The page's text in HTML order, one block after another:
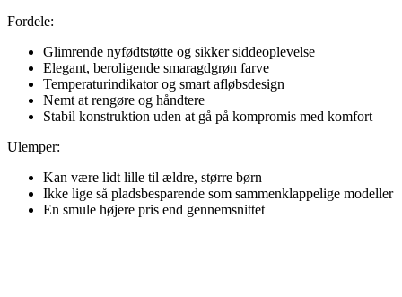
Fordele:
Glimrende nyfødtstøtte og sikker siddeoplevelse
Elegant, beroligende smaragdgrøn farve
Temperaturindikator og smart afløbsdesign
Nemt at rengøre og håndtere
Stabil konstruktion uden at gå på kompromis med komfort
Ulemper:
Kan være lidt lille til ældre, større børn
Ikke lige så pladsbesparende som sammenklappelige modeller
En smule højere pris end gennemsnittet